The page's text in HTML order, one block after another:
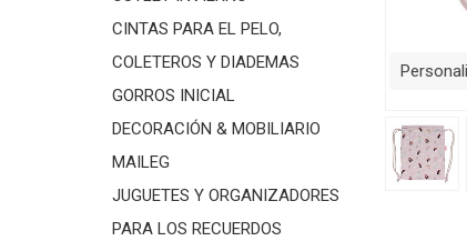
CINTAS PARA EL PELO,
COLETEROS Y DIADEMAS
GORROS INICIAL
DECORACIÓN & MOBILIARIO
MAILEG
JUGUETES Y ORGANIZADORES
PARA LOS RECUERDOS